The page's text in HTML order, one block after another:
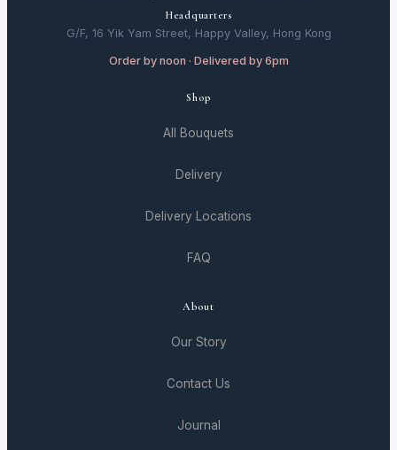
Headquarters
G/F, 16 Yik Yam Street, Happy Valley, Hong Kong
Order by noon · Delivered by 6pm
Shop
All Bouquets
Delivery
Delivery Locations
FAQ
About
Our Story
Contact Us
Journal